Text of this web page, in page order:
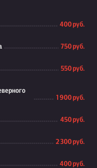
400 руб.
750 руб.
550 руб.
1 900 руб.
450 руб.
2 300 руб.
400 руб.